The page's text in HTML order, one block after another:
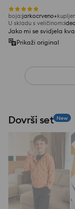
boja:jarkocrveno
U skladu s veličinom:
Jako mi se svidjela
Prikaži original
Dovrši set New